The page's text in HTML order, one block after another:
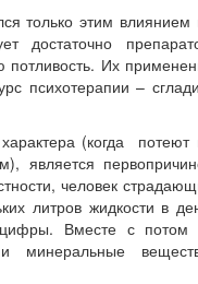
только этим влиянием
достаточно
Их
психотерапии –
(когда
потеют
является
человек
литров жидкости в
цифры. Вместе с потом
минеральные